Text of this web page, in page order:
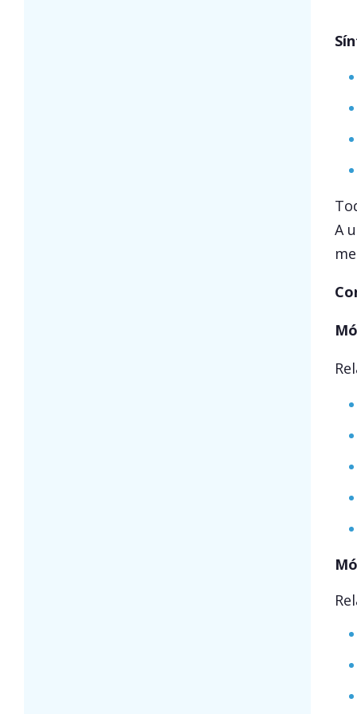
A